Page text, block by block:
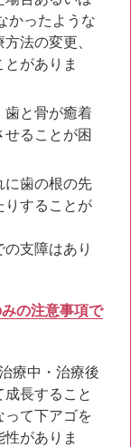
かったような
法の変更、
がありま
歯と骨が癒着
せることが困
に歯の根の先
りすることが
支障はあり
の注意事項で
療中・治療後
長すること
って下アゴを
がありま